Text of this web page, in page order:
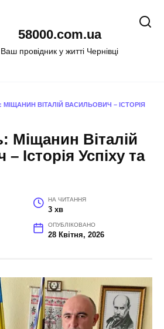
58000.com.ua
Ваш провідник у житті Чернівці
ВІТАЛІЙ ВАСИЛЬОВИЧ – ІСТОРІЯ
Міщанин Віталій
Історія Успіху та
НА ЧИТАННЯ
3 хв
ОПУБЛІКОВАНО
28 Квітня, 2026